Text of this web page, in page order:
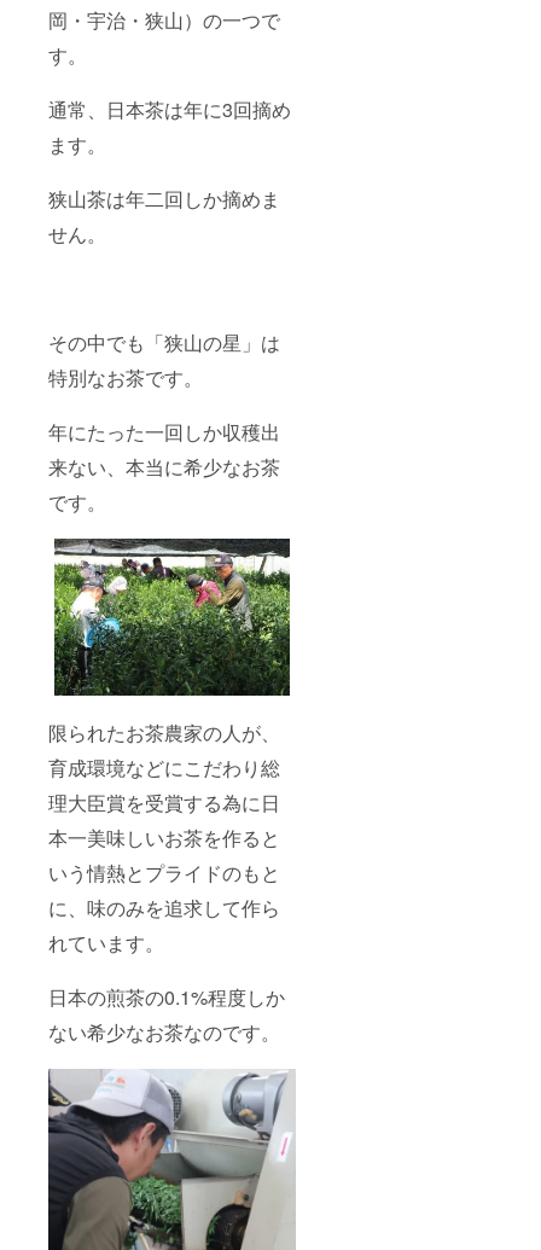
岡・宇治・狭山）の一つで
す。
通常、日本茶は年に3回摘め
ます。
狭山茶は年二回しか摘めま
せん。
その中でも「狭山の星」は
特別なお茶です。
年にたった一回しか収穫出
来ない、本当に希少なお茶
です。
限られたお茶農家の人が、
育成環境などにこだわり総
理大臣賞を受賞する為に日
本一美味しいお茶を作ると
いう情熱とプライドのもと
に、味のみを追求して作ら
れています。
日本の煎茶の0.1%程度しか
ない希少なお茶なのです。